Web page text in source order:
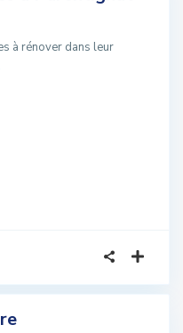
à rénover dans leur